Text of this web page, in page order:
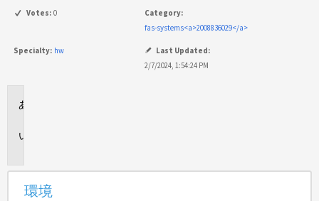
Votes: 0
Category:
fas-systems<a>2008836029</a>
Specialty: hw
Last Updated:
2/7/2024, 1:54:24 PM
環境